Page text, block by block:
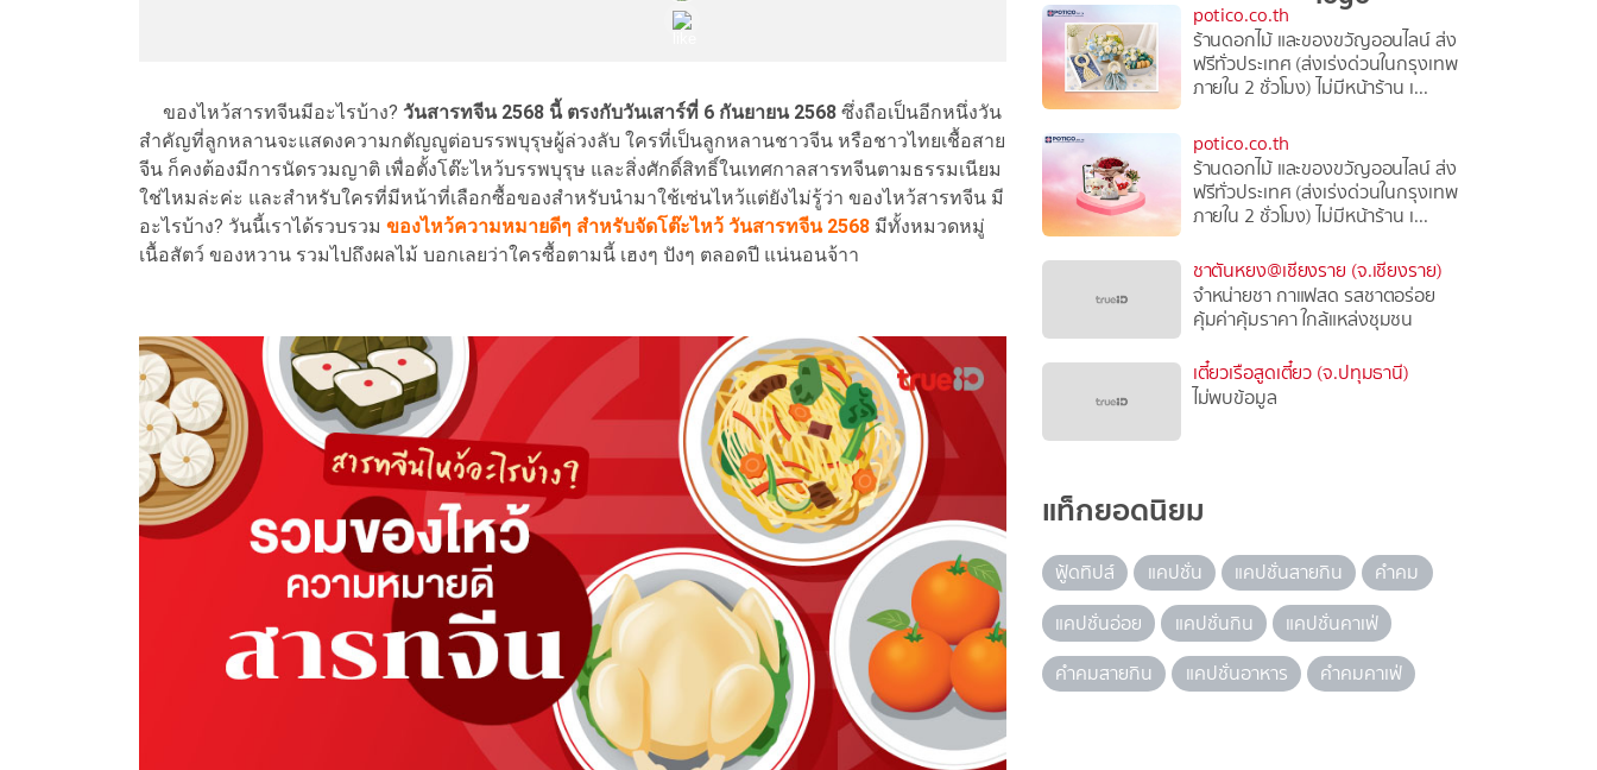
ของไหว้สารทจีนมีอะไรบ้าง? วันสารทจีน 2568 นี้ ตรงกับวันเสาร์ที่ 6 กันยายน 2568 ซึ่งถือเป็นอีกหนึ่งวัน
สำคัญที่ลูกหลานจะแสดงความกตัญญูต่อบรรพบุรุษผู้ล่วงลับ ใครที่เป็นลูกหลานชาวจีน หรือชาวไทยเชื้อสาย
จีน ก็คงต้องมีการนัดรวมญาติ เพื่อตั้งโต๊ะไหว้บรรพบุรุษ และสิ่งศักดิ์สิทธิ์ในเทศกาลสารทจีนตามธรรมเนียม
ใช่ไหมล่ะค่ะ และสำหรับใครที่มีหน้าที่เลือกซื้อของสำหรับนำมาใช้เซ่นไหว้แต่ยังไม่รู้ว่า ของไหว้สารทจีน มี
อะไรบ้าง? วันนี้เราได้รวบรวม ของไหว้ความหมายดีๆ สำหรับจัดโต๊ะไหว้ วันสารทจีน 2568 มีทั้งหมวดหมู่
เนื้อสัตว์ ของหวาน รวมไปถึงผลไม้ บอกเลยว่าใครซื้อตามนี้ เฮงๆ ปังๆ ตลอดปี แน่นอนจ้าา
potico.co.th
ร้านดอกไม้ และของขวัญออนไลน์ ส่ง
ฟรีทั่วประเทศ (ส่งเร่งด่วนในกรุงเทพ
ภายใน 2 ชั่วโมง) ไม่มีหน้าร้าน เ...
potico.co.th
ร้านดอกไม้ และของขวัญออนไลน์ ส่ง
ฟรีทั่วประเทศ (ส่งเร่งด่วนในกรุงเทพ
ภายใน 2 ชั่วโมง) ไม่มีหน้าร้าน เ...
ชาตันหยง@เชียงราย (จ.เชียงราย)
จำหน่ายชา กาแฟสด รสชาตอร่อย
คุ้มค่าคุ้มราคา ใกล้แหล่งชุมชน
เตี๋ยวเรือสูดเตี๋ยว (จ.ปทุมธานี)
ไม่พบข้อมูล
แท็กยอดนิยม
ฟู้ดทิปส์ แคปชั่น แคปชั่นสายกิน
คำคม
แคปชั่นอ่อย
แคปชั่นกิน
แคปชั่นคาเฟ่
คำคมสายกิน
แคปชั่นอาหาร คำคมคาเฟ่